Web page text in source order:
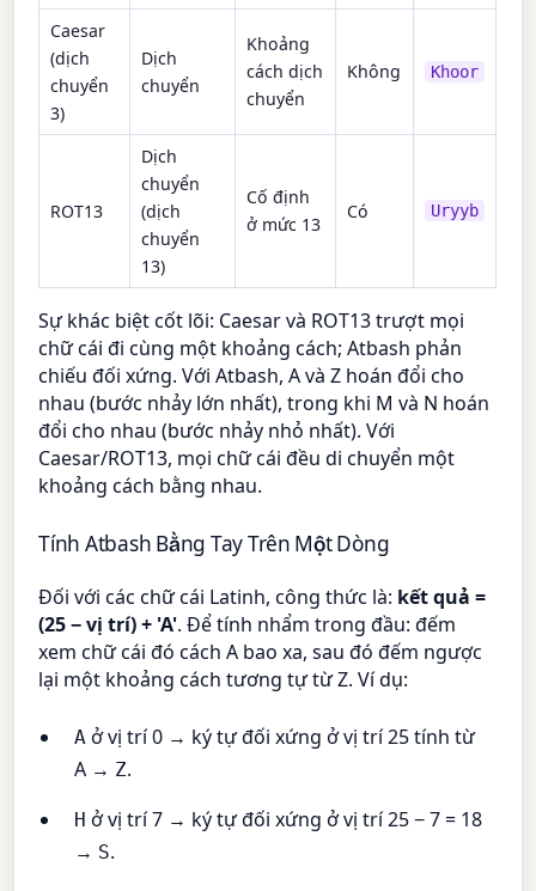
Caesar
(dịch
chuyển
3)
Dịch
chuyển
Khoảng
cách dịch
chuyển
Không Khoor
ROT13
Dịch
chuyển
(dịch
chuyển
13)
Cố định
ở mức 13
Có Uryyb
Sự khác biệt cốt lõi: Caesar và ROT13 trượt mọi
chữ cái đi cùng một khoảng cách; Atbash phản
chiếu đối xứng. Với Atbash, A và Z hoán đổi cho
nhau (bước nhảy lớn nhất), trong khi M và N hoán
đổi cho nhau (bước nhảy nhỏ nhất). Với
Caesar/ROT13, mọi chữ cái đều di chuyển một
khoảng cách bằng nhau.
Tính Atbash Bằng Tay Trên Một Dòng
Đối với các chữ cái Latinh, công thức là: kết quả =
(25 − vị trí) + 'A'. Để tính nhẩm trong đầu: đếm
xem chữ cái đó cách A bao xa, sau đó đếm ngược
lại một khoảng cách tương tự từ Z. Ví dụ:
A ở vị trí 0 → ký tự đối xứng ở vị trí 25 tính từ
A → Z.
H ở vị trí 7 → ký tự đối xứng ở vị trí 25 − 7 = 18
→ S.